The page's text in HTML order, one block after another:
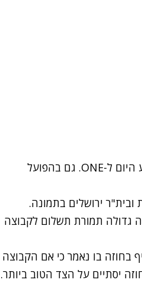
הפועל ת"א גיששה אצל קשר הפועל רעננה, סטיבן כהן, כך נודע היום ל-ONE. גם בהפועל
ירושלים בתמונה.
גדולה תמורת תשלום לקבוצה
בחוזה בו נאמר כי אם הקבוצה
יסתיים על הצד הטוב ביותר.